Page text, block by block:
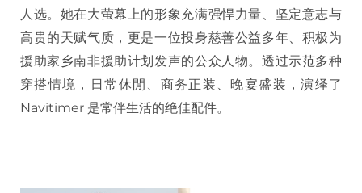
人选。她在大萤幕上的形象充满强悍力量、坚定意志与
高贵的天赋气质，更是一位投身慈善公益多年、积极为
援助家乡南非援助计划发声的公众人物。透过示范多种
穿搭情境，日常休閒、商务正装、晚宴盛装，演绎了
Navitimer 是常伴生活的绝佳配件。